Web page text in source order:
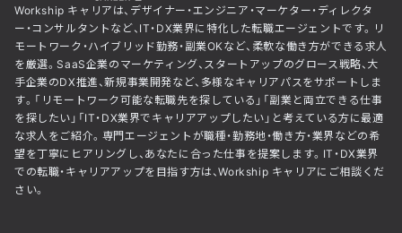
Workship キャリアは、デザイナー・エンジニア・マーケター・ディレクタ
ー・コンサルタントなど、IT・DX業界に特化した転職エージェントです。リ
モートワーク・ハイブリッド勤務・副業OKなど、柔軟な働き方ができる求人
を厳選。SaaS企業のマーケティング、スタートアップのグロース戦略、大
手企業のDX推進、新規事業開発など、多様なキャリアパスをサポートしま
す。「リモートワーク可能な転職先を探している」「副業と両立できる仕事
を探したい」「IT・DX業界でキャリアアップしたい」と考えている方に最適
な求人をご紹介。専門エージェントが職種・勤務地・働き方・業界などの希
望を丁寧にヒアリングし、あなたに合った仕事を提案します。IT・DX業界
での転職・キャリアアップを目指す方は、Workship キャリアにご相談くだ
さい。